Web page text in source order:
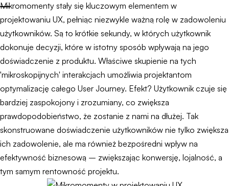
Mikromomenty stały się kluczowym elementem w
projektowaniu UX, pełniąc niezwykle ważną rolę w zadowoleniu
użytkowników. Są to krótkie sekundy, w których użytkownik
dokonuje decyzji, które w istotny sposób wpływają na jego
doświadczenie z produktu. Właściwe skupienie na tych
'mikroskopijnych' interakcjach umożliwia projektantom
optymalizację całego User Journey. Efekt? Użytkownik czuje się
bardziej zaspokojony i zrozumiany, co zwiększa
prawdopodobieństwo, że zostanie z nami na dłużej. Tak
skonstruowane doświadczenie użytkowników nie tylko zwiększa
ich zadowolenie, ale ma również bezpośredni wpływ na
efektywność biznesową – zwiększając konwersję, lojalność, a
tym samym rentowność projektu.